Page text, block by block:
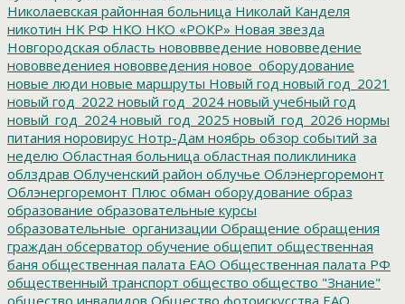
Николаевская районная больница Николай Канделя
никотин НК РФ НКО НКО «РОКР» Новая звезда
Новгородская область нововвведение нововведение
нововведениея нововведения новое_оборудование
новые люди новые маршруты Новый год новый год_2021
новый год_2022 новый год_2024 новый учебный год
новый_год_2024 новый_год_2025 новый_год_2026 нормы
питания норовирус Нотр-Дам ноябрь обзор событий за
неделю Областная больница областная поликлиника
облздрав Облученский район облучье Облэнергоремонт
Облэнергоремонт Плюс обман оборудование образ
образование образовательные курсы
образовательные_организации Обращение обращения
граждан обсерватор обучение общепит общественная
баня общественная палата ЕАО Общественная палата РФ
общественный транспорт общество общество "Знание"
общество инвалидов Общество фотоискусства ЕАО